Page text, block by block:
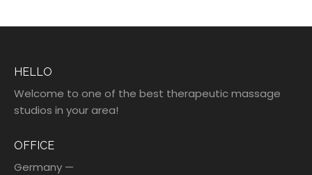
HELLO
Welcome to one of the best therapeutic massage
studios in your area!
OFFICE
Germany —